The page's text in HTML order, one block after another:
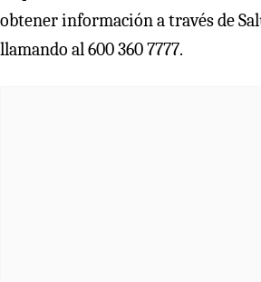
obtener información a través de
llamando al 600 360 7777.